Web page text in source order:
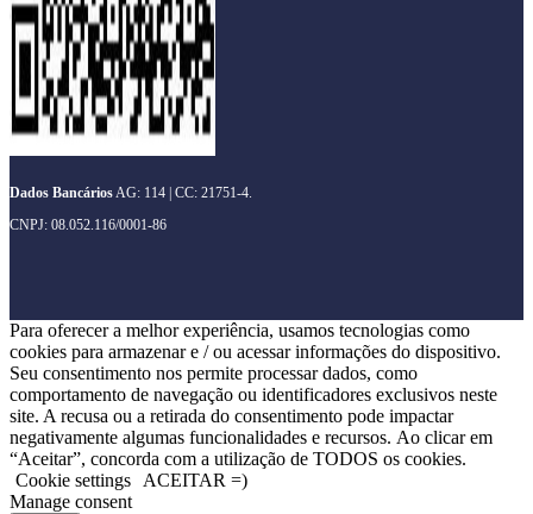
Dados BancáriosAG: 114 | CC: 21751-4.
CNPJ: 08.052.116/0001-86
Para oferecer a melhor experiência, usamos tecnologias como
cookies para armazenar e / ou acessar informações do dispositivo.
Seu consentimento nos permite processar dados, como
comportamento de navegação ou identificadores exclusivos neste
site. A recusa ou a retirada do consentimento pode impactar
negativamente algumas funcionalidades e recursos. Ao clicar em
“Aceitar”, concorda com a utilização de TODOS os cookies.
Cookie settings
ACEITAR =)
Manage consent